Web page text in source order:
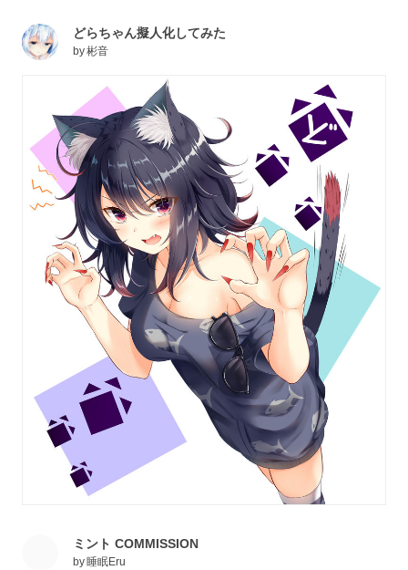
どらちゃん擬人化してみた
by彬音
ミント COMMISSION
by睡眠Eru